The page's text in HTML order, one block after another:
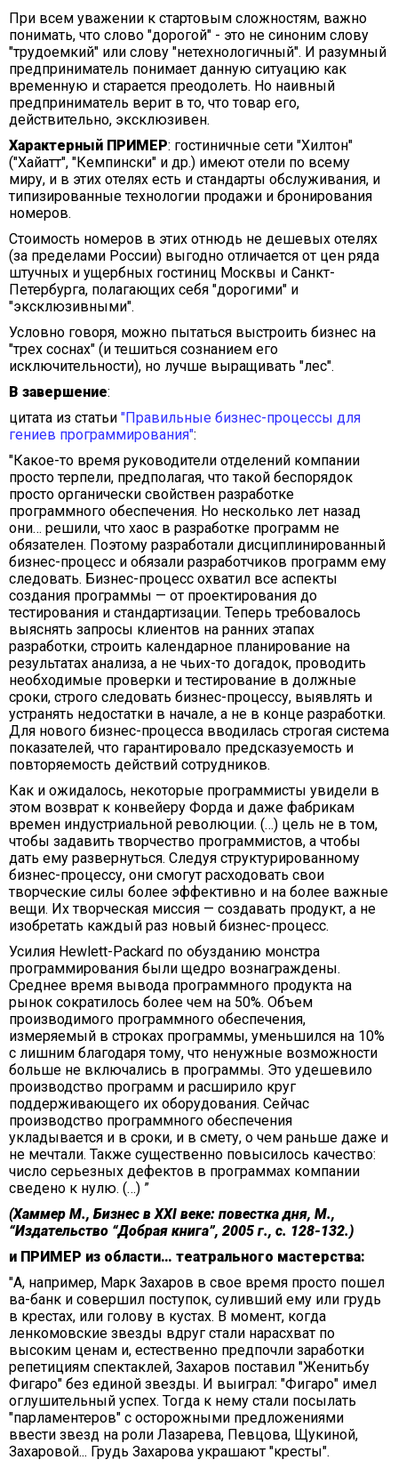
При всем уважении к стартовым сложностям, важно
понимать, что слово "дорогой" - это не синоним слову
"трудоемкий" или слову "нетехнологичный". И разумный
предприниматель понимает данную ситуацию как
временную и старается преодолеть. Но наивный
предприниматель верит в то, что товар его,
действительно, эксклюзивен.
Характерный ПРИМЕР: гостиничные сети "Хилтон"
("Хайатт", "Кемпински" и др.) имеют отели по всему
миру, и в этих отелях есть и стандарты обслуживания, и
типизированные технологии продажи и бронирования
номеров.
Стоимость номеров в этих отнюдь не дешевых отелях
(за пределами России) выгодно отличается от цен ряда
штучных и ущербных гостиниц Москвы и Санкт-
Петербурга, полагающих себя "дорогими" и
"эксклюзивными".
Условно говоря, можно пытаться выстроить бизнес на
"трех соснах" (и тешиться сознанием его
исключительности), но лучше выращивать "лес".
В завершение:
цитата из статьи "Правильные бизнес-процессы для
гениев программирования":
"Какое-то время руководители отделений компании
просто терпели, предполагая, что такой беспорядок
просто органически свойствен разработке
программного обеспечения. Но несколько лет назад
они… решили, что хаос в разработке программ не
обязателен. Поэтому разработали дисциплинированный
бизнес-процесс и обязали разработчиков программ ему
следовать. Бизнес-процесс охватил все аспекты
создания программы — от проектирования до
тестирования и стандартизации. Теперь требовалось
выяснять запросы клиентов на ранних этапах
разработки, строить календарное планирование на
результатах анализа, а не чьих-то догадок, проводить
необходимые проверки и тестирование в должные
сроки, строго следовать бизнес-процессу, выявлять и
устранять недостатки в начале, а не в конце разработки.
Для нового бизнес-процесса вводилась строгая система
показателей, что гарантировало предсказуемость и
повторяемость действий сотрудников.
Как и ожидалось, некоторые программисты увидели в
этом возврат к конвейеру Форда и даже фабрикам
времен индустриальной революции. (…) цель не в том,
чтобы задавить творчество программистов, а чтобы
дать ему развернуться. Следуя структурированному
бизнес-процессу, они смогут расходовать свои
творческие силы более эффективно и на более важные
вещи. Их творческая миссия — создавать продукт, а не
изобретать каждый раз новый бизнес-процесс.
Усилия Hewlett-Packard по обузданию монстра
программирования были щедро вознаграждены.
Среднее время вывода программного продукта на
рынок сократилось более чем на 50%. Объем
производимого программного обеспечения,
измеряемый в строках программы, уменьшился на 10%
с лишним благодаря тому, что ненужные возможности
больше не включались в программы. Это удешевило
производство программ и расширило круг
поддерживающего их оборудования. Сейчас
производство программного обеспечения
укладывается и в сроки, и в смету, о чем раньше даже и
не мечтали. Также существенно повысилось качество:
число серьезных дефектов в программах компании
сведено к нулю. (…) ”
(Хаммер М., Бизнес в XXI веке: повестка дня, М.,
“Издательство “Добрая книга”, 2005 г., с. 128-132.)
и ПРИМЕР из области… театрального мастерства:
"А, например, Марк Захаров в свое время просто пошел
ва-банк и совершил поступок, суливший ему или грудь
в крестах, или голову в кустах. В момент, когда
ленкомовские звезды вдруг стали нарасхват по
высоким ценам и, естественно предпочли заработки
репетициям спектаклей, Захаров поставил "Женитьбу
Фигаро" без единой звезды. И выиграл: "Фигаро" имел
оглушительный успех. Тогда к нему стали посылать
"парламентеров" с осторожными предложениями
ввести звезд на роли Лазарева, Певцова, Щукиной,
Захаровой... Грудь Захарова украшают "кресты".